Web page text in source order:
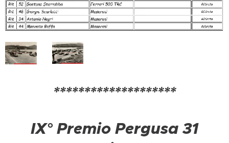
********************
IX° Premio Pergusa 31